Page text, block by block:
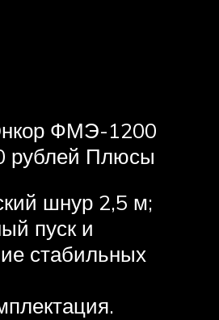
ФМЭ-1200
рублей Плюсы
шнур 2,5 м;
пуск и
стабильных